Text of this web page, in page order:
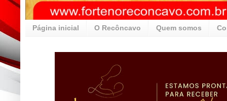
Página inicial O Recôncavo Quem somos